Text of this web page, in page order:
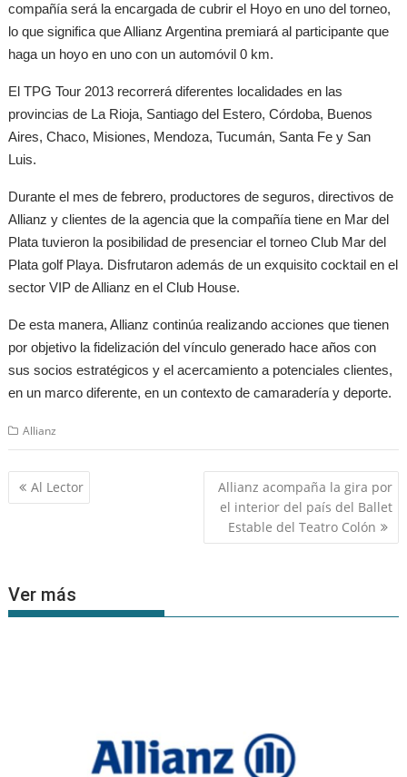
compañía será la encargada de cubrir el Hoyo en uno del torneo,
lo que significa que Allianz Argentina premiará al participante que
haga un hoyo en uno con un automóvil 0 km.
El TPG Tour 2013 recorrerá diferentes localidades en las
provincias de La Rioja, Santiago del Estero, Córdoba, Buenos
Aires, Chaco, Misiones, Mendoza, Tucumán, Santa Fe y San
Luis.
Durante el mes de febrero, productores de seguros, directivos de
Allianz y clientes de la agencia que la compañía tiene en Mar del
Plata tuvieron la posibilidad de presenciar el torneo Club Mar del
Plata golf Playa. Disfrutaron además de un exquisito cocktail en el
sector VIP de Allianz en el Club House.
De esta manera, Allianz continúa realizando acciones que tienen
por objetivo la fidelización del vínculo generado hace años con
sus socios estratégicos y el acercamiento a potenciales clientes,
en un marco diferente, en un contexto de camaradería y deporte.
Allianz
Navegación
de
Al Lector
Allianz acompaña la gira por
el interior del país del Ballet
Estable del Teatro Colón
Ver más